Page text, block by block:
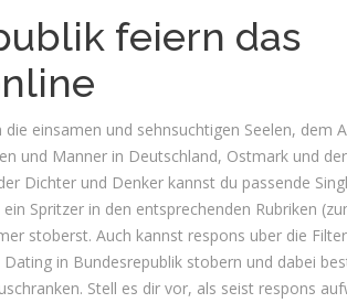
feiern das
einsamen und sehnsuchtigen Seelen, dem
und Manner in Deutschland, Ostmark und der
Dichter und Denker kannst du passende
Spritzer in den entsprechenden Rubriken
stoberst. Auch kannst respons uber die
in Bundesrepublik stobern und dabei
Stell es dir vor, als seist respons